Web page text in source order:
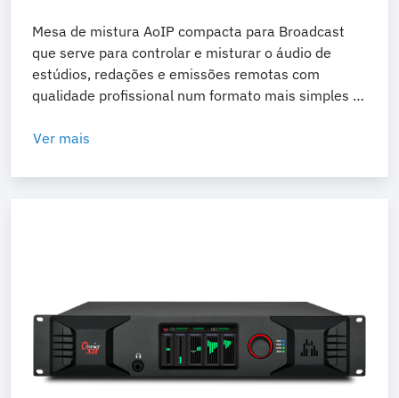
Mesa de mistura AoIP compacta para Broadcast
que serve para controlar e misturar o áudio de
estúdios, redações e emissões remotas com
qualidade profissional num formato mais simples e
Ver mais